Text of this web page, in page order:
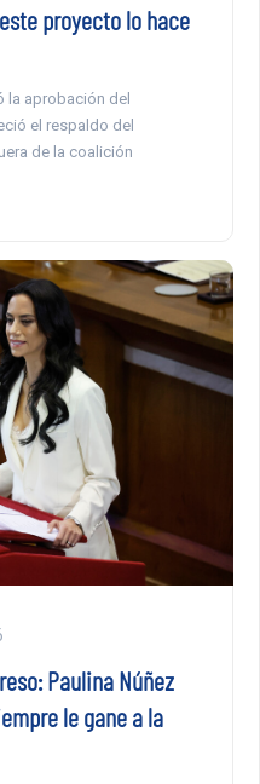
proyecto lo hace
la aprobación del
el respaldo del
de la coalición
Paulina Núñez
le gane a la